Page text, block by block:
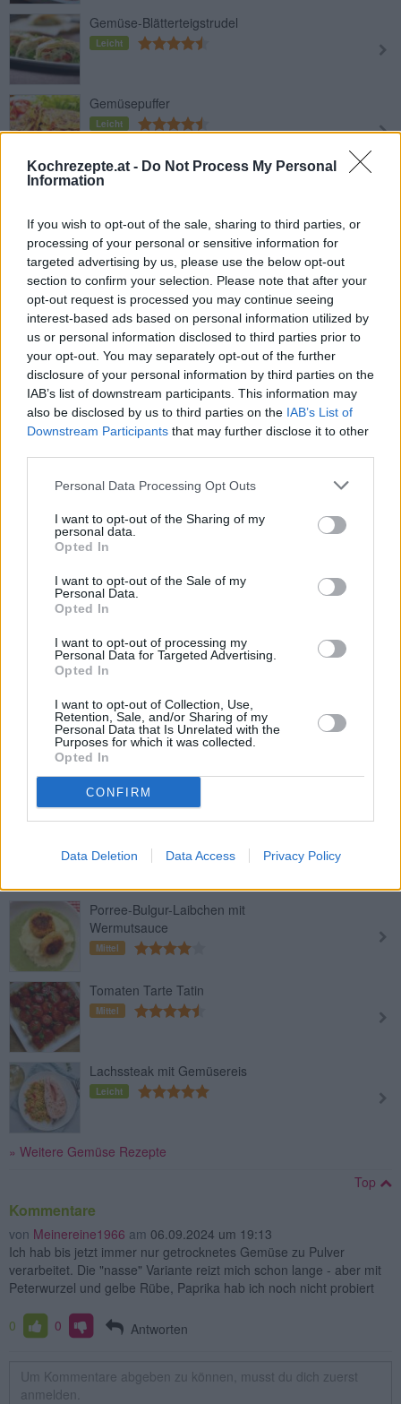
Kochrezepte.at - Do Not Process My Personal
Information
If you wish to opt-out of the sale, sharing to third parties, or
processing of your personal or sensitive information for
targeted advertising by us, please use the below opt-out
section to confirm your selection. Please note that after your
opt-out request is processed you may continue seeing
interest-based ads based on personal information utilized by
us or personal information disclosed to third parties prior to
your opt-out. You may separately opt-out of the further
disclosure of your personal information by third parties on the
IAB’s list of downstream participants. This information may
also be disclosed by us to third parties on the IAB’s List of
Downstream Participants that may further disclose it to other
Personal Data Processing Opt Outs
I want to opt-out of the Sharing of my
personal data.
Opted In
I want to opt-out of the Sale of my
Personal Data.
Opted In
I want to opt-out of processing my
Personal Data for Targeted Advertising.
Opted In
I want to opt-out of Collection, Use,
Retention, Sale, and/or Sharing of my
Personal Data that Is Unrelated with the
Purposes for which it was collected.
Opted In
CONFIRM
Data Deletion Data Access Privacy Policy
Gemüse-Blätterteigstrudel
Leicht
Gemüsepuffer
Leicht
Frittierte Okraschoten
Überbackener Karfiol mit dreierlei
Käse
Leicht
Rote Rüben mit Wasabi-Sellerie
Ratatouille aus dem Ofen
Leicht
Schakschuka
Leicht
Gemüsespieße gegrillt
Kohl-Gemüse
Leicht
Porree-Bulgur-Laibchen mit
Wermutsauce
Mittel
Tomaten Tarte Tatin
Mittel
Lachssteak mit Gemüsereis
Leicht
» Weitere Gemüse Rezepte
Top
Kommentare
von Meinereine1966 am 06.09.2024 um 19:13
Ich hab bis jetzt immer nur getrocknetes Gemüse zu Pulver
verarbeitet. Die "nasse" Variante reizt mich schon lange - aber mit
Peterwurzel und gelbe Rübe, Paprika hab ich noch nicht probiert
0 0 Antworten